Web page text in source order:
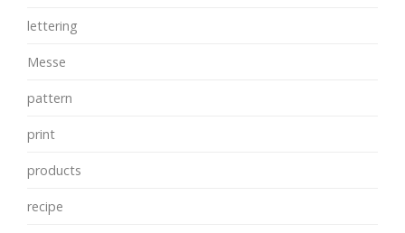
lettering
Messe
pattern
print
products
recipe